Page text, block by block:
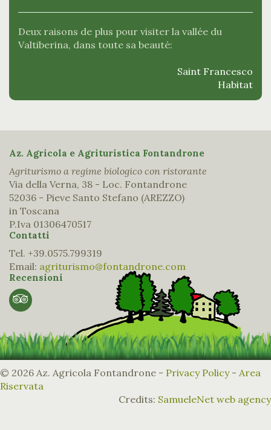
Deux raisons de plus pour visiter la vallée du
Valtiberina, dans toute sa beauté:
Saint Francesco
Habitat
Az. Agricola e Agrituristica Fontandrone
Agriturismo a regime biologico con ristorante
Via della Verna, 38 - Loc. Fontandrone
52036 - Pieve Santo Stefano (AREZZO)
in Toscana
P.Iva 01306470517
Contatti
Tel. +39.0575.799319
Email: agriturismo@fontandrone.com
Recensioni
© 2026 Az. Agricola Fontandrone - Privacy Policy- Area
Riservata
Credits: SamueleNet web agency